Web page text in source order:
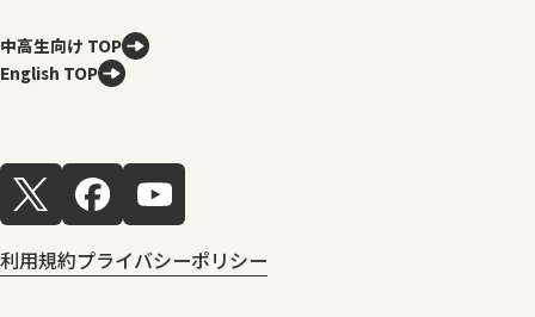
中高生向け TOP
English TOP
利用規約プライバシーポリシー